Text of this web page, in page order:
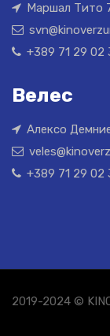
Маршал Тито
+389 71 29 02
Велес
Алексо
+389 71 29 02
2019-2024 ©